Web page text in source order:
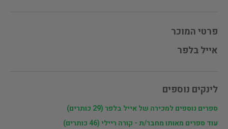
פרטי המוכר
אייל בלפר
לינקים נוספים
ספרים נוספים למכירה של אייל בלפר (29 כותרים)
עוד ספרים מאותו מחבר/ת - קורה ריילי (46 כותרים)